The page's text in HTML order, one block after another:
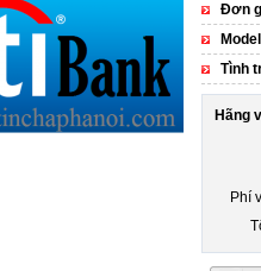
Đơn
Tình
Hãng
Phí